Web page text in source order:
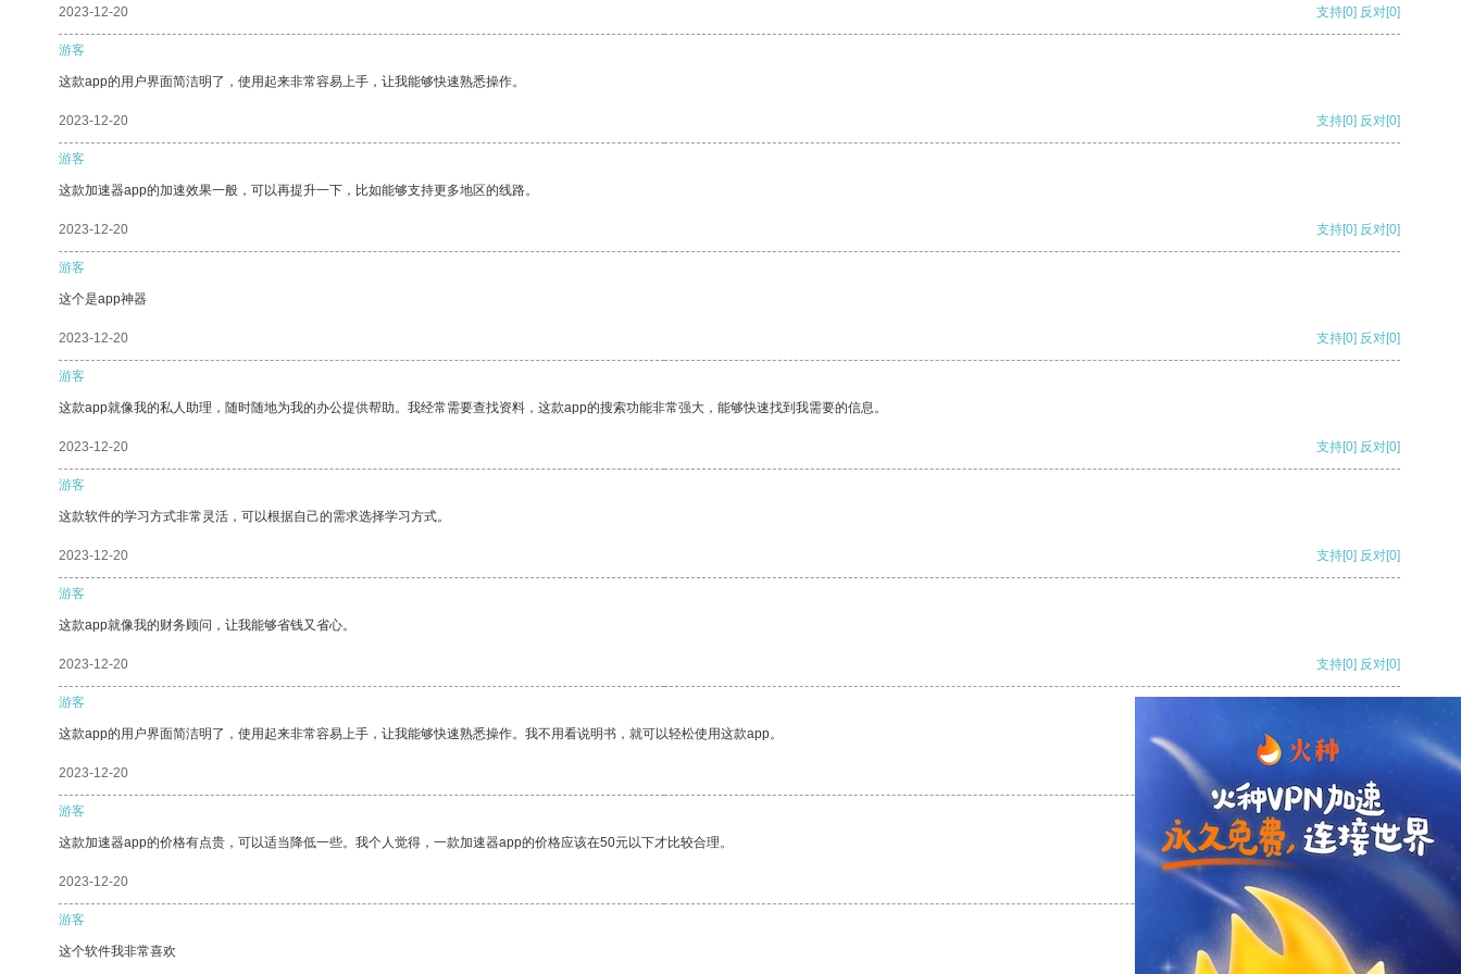
2023-12-20 支持[0] 反对[0]
游客
这款app的用户界面简洁明了，使用起来非常容易上手，让我能够快速熟悉操作。
2023-12-20 支持[0] 反对[0]
游客
这款加速器app的加速效果一般，可以再提升一下，比如能够支持更多地区的线路。
2023-12-20 支持[0] 反对[0]
游客
这个是app神器
2023-12-20 支持[0] 反对[0]
游客
这款app就像我的私人助理，随时随地为我的办公提供帮助。我经常需要查找资料，这款app的搜索功能非常强大，能够快速找到我需要的信息。
2023-12-20 支持[0] 反对[0]
游客
这款软件的学习方式非常灵活，可以根据自己的需求选择学习方式。
2023-12-20 支持[0] 反对[0]
游客
这款app就像我的财务顾问，让我能够省钱又省心。
2023-12-20 支持[0] 反对[0]
游客
这款app的用户界面简洁明了，使用起来非常容易上手，让我能够快速熟悉操作。我不用看说明书，就可以轻松使用这款app。
2023-12-20
游客
这款加速器app的价格有点贵，可以适当降低一些。我个人觉得，一款加速器app的价格应该在50元以下才比较合理。
2023-12-20 反对
游客
这个软件我非常喜欢